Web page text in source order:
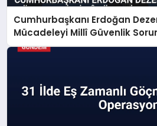
Cumhurbaşkanı Erdoğan
Mücadeleyi Millî Güvenlik